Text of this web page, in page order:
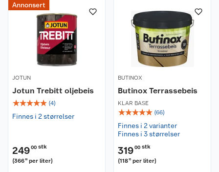
Annonsert
JOTUN
Jotun Trebitt oljebeis
☆☆☆☆☆ (4)
Finnes i 2 størrelser
24900 stk
(36618 per liter)
BUTINOX
Butinox Terrassebeis
KLAR BASE
☆☆☆☆☆ (66)
Finnes i 2 varianter
Finnes i 3 størrelser
31900 stk
(11815 per liter)